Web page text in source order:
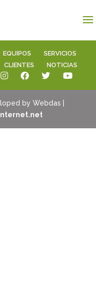
EQUIPOS
SERVICIOS
CLIENTES
NOTICIAS
by Webdas |